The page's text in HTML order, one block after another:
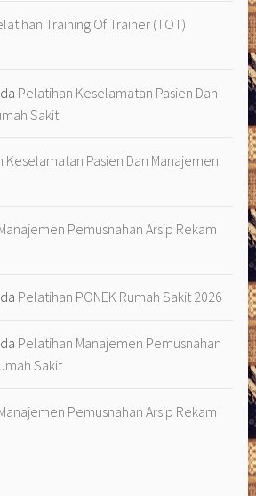
Training Of Trainer (TOT)
Pelatihan Keselamatan Pasien Dan
Sakit
Keselamatan Pasien Dan Manajemen
Pemusnahan Arsip Rekam
Pelatihan PONEK Rumah Sakit 2026
Pelatihan Manajemen Pemusnahan
Sakit
Pemusnahan Arsip Rekam